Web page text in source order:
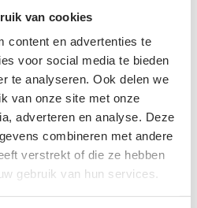
van cookies
content en advertenties te
voor social media te bieden
te analyseren. Ook delen we
van onze site met onze
adverteren en analyse. Deze
combineren met andere
verstrekt of die ze hebben
gebruik van hun services.
uit plaatstaal geperste
Zo goed als alle